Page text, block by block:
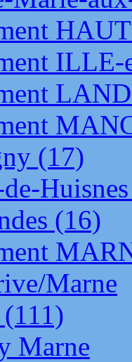
(17)
(16)
Marne
Marne